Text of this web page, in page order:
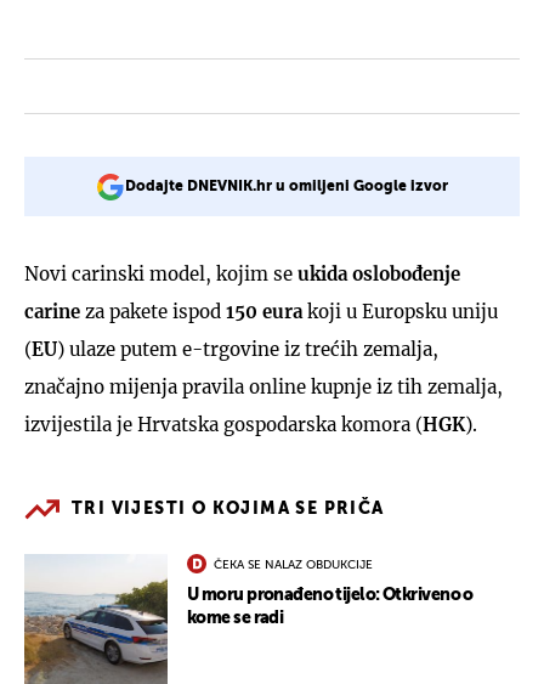
Dodajte DNEVNIK.hr u omiljeni Google izvor
Novi carinski model, kojim se ukida oslobođenje
carine za pakete ispod 150 eura koji u Europsku uniju
(EU) ulaze putem e-trgovine iz trećih zemalja,
značajno mijenja pravila online kupnje iz tih zemalja,
izvijestila je Hrvatska gospodarska komora (HGK).
TRI VIJESTI O KOJIMA SE PRIČA
ČEKA SE NALAZ OBDUKCIJE
U moru pronađeno tijelo: Otkriveno o
kome se radi